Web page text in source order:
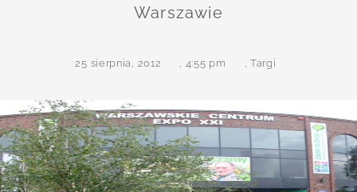
Warszawie
25 sierpnia, 2012 , 4:55 pm , Targi